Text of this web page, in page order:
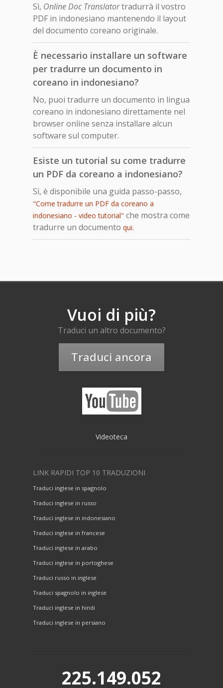
Sì, Online Doc Translatortradurrà il vostro
PDF in indonesiano mantenendo il layout
del documento coreano originale.
È necessario installare un software
per tradurre un documento in
coreano in indonesiano?
No, puoi tradurre un documento in lingua
coreano in indonesiano direttamente nel
browser online senza installare alcun
software sul computer.
Esiste un tutorial su come tradurre
un PDF da coreano a indonesiano?
Sì, è disponibile una guida passo-passo,
"Come tradurre un PDF da coreano a
indonesiano - video tutorial" che mostra come
tradurre un documento qui.
Vuoi di più?
Traduci un altro documento?
Traduci ancora
Videoteca
LINK RAPIDI TOP 10 TRADUZIONI
Traduci inglese in spagnolo
Traduci inglese in russo
Traduci inglese in indonesiano
Traduci inglese in francese
Traduci inglese in arabo
Traduci inglese in portoghese
Traduci russo in inglese
Traduci spagnolo in inglese
Traduci inglese in hindi
Traduci inglese in persiano
225.149.052